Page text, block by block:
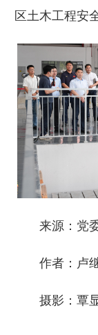
区土木工程安
来源：党
作者：卢
摄影：覃